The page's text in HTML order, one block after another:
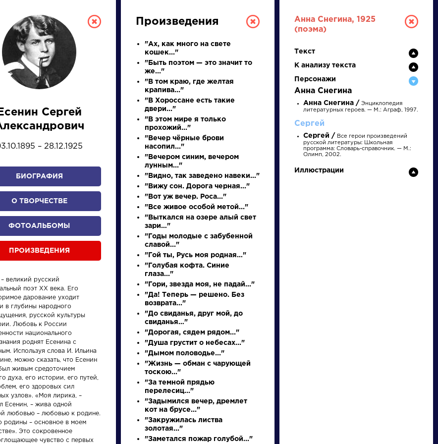
ЛИТЕРАТУРА
УРОКОВ И ЕГЭ
С Т У Ф Х
произведения персонажи
Произведения
Вечернее
размышление
Произведения
Недоросль
Есенин Сергей
– 28.12.1925
БИОГРАФИЯ
О ТВОРЧЕСТВЕ
ФОТОАЛЬБОМЫ
ПРОИЗВЕДЕНИЯ
– великий русский
поэт XX века. Его
дарование уходит
в глубины народного
русской культуры
Любовь к России
национального
роднят Есенина с
Используя слова И. Ильина
можно сказать, что Есенин
живым средоточием
духа, его истории, его путей,
его здоровых сил
узлов». «Моя лирика, –
Есенин, – жива одной
любовью – любовью к родине.
родины – основное в моем
Это сокровенное
чувство с первых
Произведения
"Ах, как много на свете
кошек..."
"Быть поэтом — это значит то
же..."
"В том краю, где желтая
крапива..."
"В Хороссане есть такие
двери..."
"В этом мире я только
прохожий..."
"Вечер чёрные брови
насопил..."
"Вечером синим, вечером
лунным..."
"Видно, так заведено навеки..."
"Вижу сон. Дорога черная..."
"Вот уж вечер. Роса..."
"Все живое особой метой..."
"Выткался на озере алый свет
зари…"
"Годы молодые с забубенной
славой..."
"Гой ты, Русь моя родная…"
"Голубая кофта. Синие
глаза..."
"Гори, звезда моя, не падай..."
"Да! Теперь — решено. Без
возврата..."
"До свиданья, друг мой, до
свиданья…"
"Дорогая, сядем рядом..."
"Душа грустит о небесах..."
"Дымом половодье..."
"Жизнь — обман с чарующей
тоскою..."
"За темной прядью
перелесиц..."
"Задымился вечер, дремлет
кот на брусе..."
"Закружилась листва
золотая..."
"Заметался пожар голубой..."
Анна Снегина, 1925
(поэма)
Текст
К анализу текста
Персонажи
Анна Снегина
Анна Снегина / Энциклопедия
литературных героев. — М.: Аграф, 1997.
Сергей
Сергей / Все герои произведений
русской литературы: Школьная
программа: Словарь-справочник. — М.:
Олимп, 2002.
Иллюстрации